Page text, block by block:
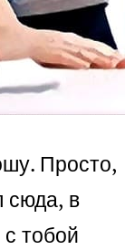
Просто,
сюда, в
тобой